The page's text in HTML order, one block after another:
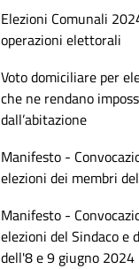
Elezioni Comunali
operazioni elettorali
Voto domiciliare per
che ne rendano
dall’abitazione
Manifesto -
elezioni dei membri
Manifesto -
elezioni del Sindaco e
dell'8 e 9 giugno 2024